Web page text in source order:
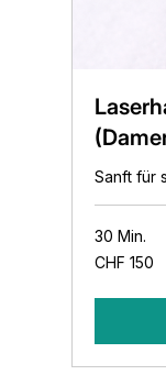
Sanft für
30 Min.
150
Schweizer
CHF 150